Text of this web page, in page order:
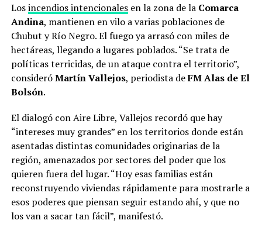
Losincendios intencionalesen la zona de laComarca
Andina, mantienen en vilo a varias poblaciones de
Chubut y Río Negro. El fuego ya arrasó con miles de
hectáreas, llegando a lugares poblados. “Se trata de
políticas terricidas, de un ataque contra el territorio”,
consideróMartín Vallejos, periodista deFM Alas de El
Bolsón.
El dialogó con Aire Libre, Vallejos recordó que hay
“intereses muy grandes” en los territorios donde están
asentadas distintas comunidades originarias de la
región, amenazados por sectores del poder que los
quieren fuera del lugar. “Hoy esas familias están
reconstruyendo viviendas rápidamente para mostrarle a
esos poderes que piensan seguir estando ahí, y que no
los van a sacar tan fácil”, manifestó.